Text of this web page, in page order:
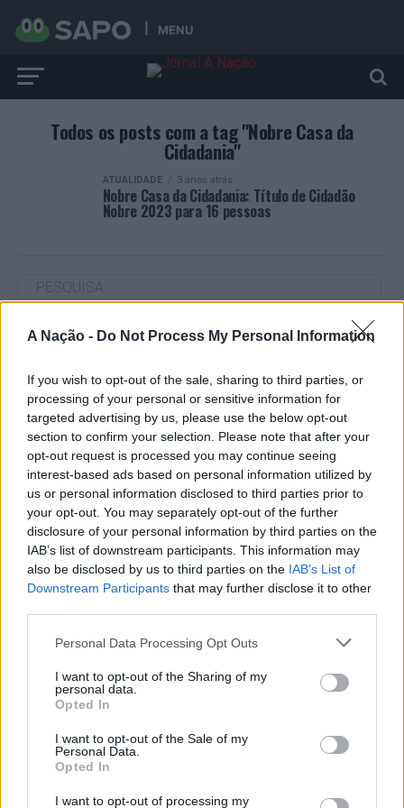
A Nação - Do Not Process My Personal Information
If you wish to opt-out of the sale, sharing to third parties, or
processing of your personal or sensitive information for
targeted advertising by us, please use the below opt-out
section to confirm your selection. Please note that after your
opt-out request is processed you may continue seeing
interest-based ads based on personal information utilized by
us or personal information disclosed to third parties prior to
your opt-out. You may separately opt-out of the further
disclosure of your personal information by third parties on the
IAB’s list of downstream participants. This information may
also be disclosed by us to third parties on the IAB’s List of
Downstream Participants that may further disclose it to other
Personal Data Processing Opt Outs
I want to opt-out of the Sharing of my
personal data.
Opted In
I want to opt-out of the Sale of my
Personal Data.
Opted In
I want to opt-out of processing my
MENU
Todos os posts com a tag "Nobre Casa da
Cidadania"
ATUALIDADE 3 anos atrás
Nobre Casa da Cidadania: Título de Cidadão
Nobre 2023 para 16 pessoas
ARTIGOS RECENTES
Cultura digital pode “comprometer” a criatividade antes
de “provocar” mudanças genéticas, diz neurocientista
“Millennium Estoril Open 2026” regressou ao circuito ATP
com vitória do francês Luca Van Assche
Castelo Branco: “Bienal Internacional de Artes e Ofícios”
promete afirmar artesanato, património e inovação como
“motores de desenvolvimento económico e cultural” do
município português
Covilhã: Especialista aponta investimento estrangeiro e
valorização imobiliária como motores do crescimento da
Beira Interior
Rio de Janeiro: Governo do Estado propõe parceria com a
FUNCEX para “reforçar inteligência sobre comércio